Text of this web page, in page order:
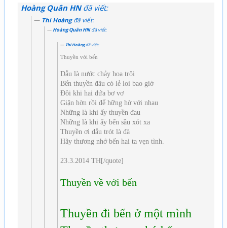
Hoàng Quân HNđã viết:
Thi Hoàngđã viết:
Hoàng Quân HNđã viết:
Thi Hoàngđã viết:
Thuyền với bến
Dẫu là nước chảy hoa trôi
Bến thuyền đâu có lẻ loi bao giờ
Đôi khi hai đứa bơ vơ
Giận hờn rồi để hững hờ với nhau
Những là khi ấy thuyền đau
Những là khi ấy bến sầu xót xa
Thuyền ơi dẫu trót là đà
Hãy thương nhớ bến hai ta vẹn tình.
23.3.2014 TH[/quote]
Thuyền về với bến
Thuyền đi bến ở một mình